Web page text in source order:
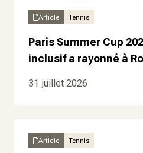
Article Tennis
Paris Summer Cup
inclusif a rayonné à
31 juillet 2026
Article Tennis